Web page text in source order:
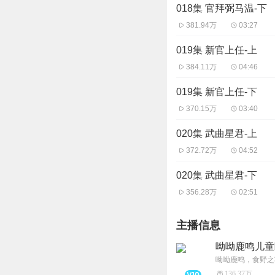
018集 官拜弼马温-下
381.94万 03:27
019集 新官上任-上
384.11万 04:46
019集 新官上任-下
370.15万 03:40
020集 武曲星君-上
372.72万 04:52
020集 武曲星君-下
356.28万 02:51
主播信息
呦呦鹿鸣儿